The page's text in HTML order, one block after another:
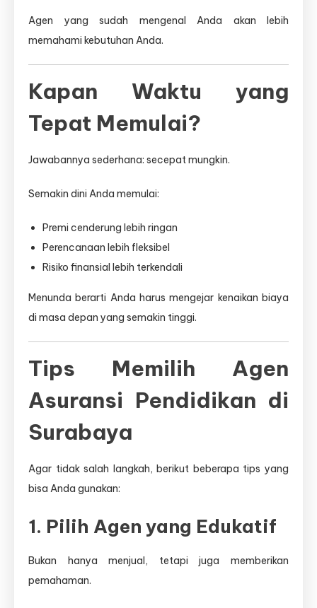
Agen yang sudah mengenal Anda akan lebih
memahami kebutuhan Anda.
Kapan Waktu yang
Tepat Memulai?
Jawabannya sederhana: secepat mungkin.
Semakin dini Anda memulai:
Premi cenderung lebih ringan
Perencanaan lebih fleksibel
Risiko finansial lebih terkendali
Menunda berarti Anda harus mengejar kenaikan biaya
di masa depan yang semakin tinggi.
Tips Memilih Agen
Asuransi Pendidikan di
Surabaya
Agar tidak salah langkah, berikut beberapa tips yang
bisa Anda gunakan:
1. Pilih Agen yang Edukatif
Bukan hanya menjual, tetapi juga memberikan
pemahaman.